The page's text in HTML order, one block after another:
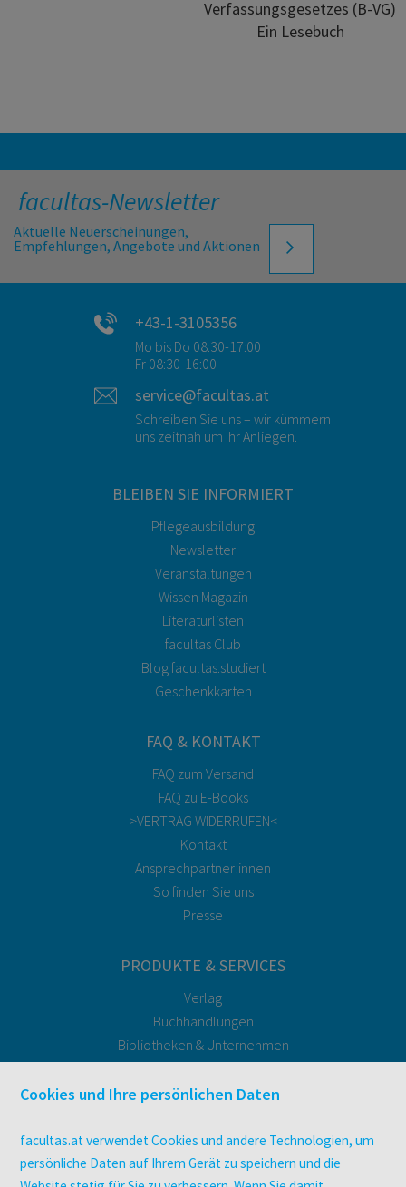
Verfassungsgesetzes (B-VG)
Ein Lesebuch
facultas-Newsletter
Aktuelle Neuerscheinungen,
Empfehlungen, Angebote und Aktionen
+43-1-3105356
Mo bis Do 08:30-17:00
Fr 08:30-16:00
service@facultas.at
Schreiben Sie uns – wir kümmern
uns zeitnah um Ihr Anliegen.
BLEIBEN SIE INFORMIERT
Pflegeausbildung
Newsletter
Veranstaltungen
Wissen Magazin
Literaturlisten
facultas Club
Blog facultas.studiert
Geschenkkarten
FAQ & KONTAKT
FAQ zum Versand
FAQ zu E-Books
>VERTRAG WIDERRUFEN<
Kontakt
Ansprechpartner:innen
So finden Sie uns
Presse
PRODUKTE & SERVICES
Verlag
Buchhandlungen
Bibliotheken & Unternehmen
facultas Bindeservice
Druckerei facultas druckt.
Zeitschriften
Digitale Angebote
Cookies und Ihre persönlichen Daten
facultas.at verwendet Cookies und andere Technologien, um
persönliche Daten auf Ihrem Gerät zu speichern und die